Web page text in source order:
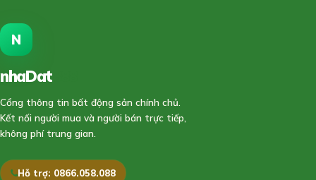
N
nhaDat
Cổng thông tin bất động sản chính chủ.
Kết nối người mua và người bán trực tiếp,
không phí trung gian.
Hỗ trợ: 0866.058.088